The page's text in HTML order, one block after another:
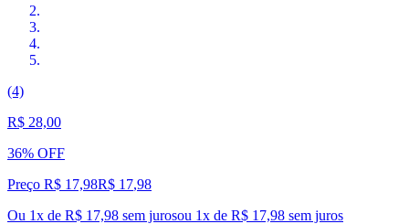
(4)
R$ 28,00
36% OFF
Preço R$ 17,98R$ 17,98
Ou 1x de R$ 17,98 sem jurosou 1x de R$ 17,98 sem juros